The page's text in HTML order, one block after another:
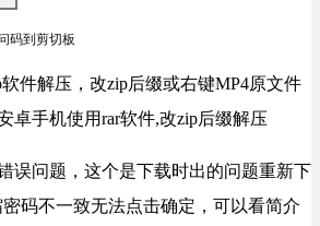
码到剪切板
件解压，改zip后缀或右键MP4原文件
卓手机使用rar软件,改zip后缀解压
误问题，这个是下载时出的问题重新下
码不一致无法点击确定，可以看简介